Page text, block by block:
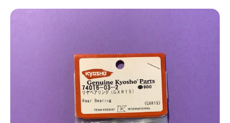
Ir directamente a la información del producto